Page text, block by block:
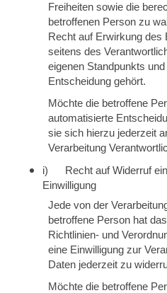
Freiheiten sowie die
betroffenen Person zu
Recht auf Erwirkung des
seitens des
eigenen Standpunkts
Entscheidung gehört.
Möchte die betroffene
automatisierte
sie sich hierzu jederzeit
Verarbeitung
i) Recht auf Widerruf
Einwilligung
Jede von der
betroffene Person hat
Richtlinien- und
eine Einwilligung zur
Daten jederzeit zu
Möchte die betroffene